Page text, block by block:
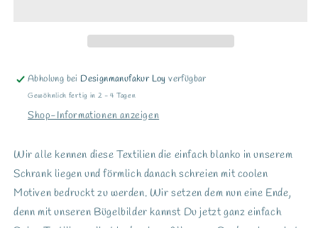
Abholung bei Designmanufakur Loy verfügbar
Gewöhnlich fertig in 2 - 4 Tagen
Shop-Informationen anzeigen
Wir alle kennen diese Textilien die einfach blanko in unserem
Schrank liegen und förmlich danach schreien mit coolen
Motiven bedruckt zu werden. Wir setzen dem nun eine Ende,
denn mit unseren Bügelbilder kannst Du jetzt ganz einfach